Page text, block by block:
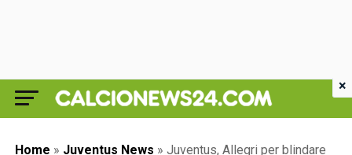
Home » Juventus News » Juventus, Allegri per blindare
×